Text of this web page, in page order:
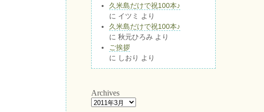
久米島だけで祝100本♪
に イツミ
より
久米島だけで祝100本♪
に 秋元ひろみ より
ご挨拶
に しおり より
Archives